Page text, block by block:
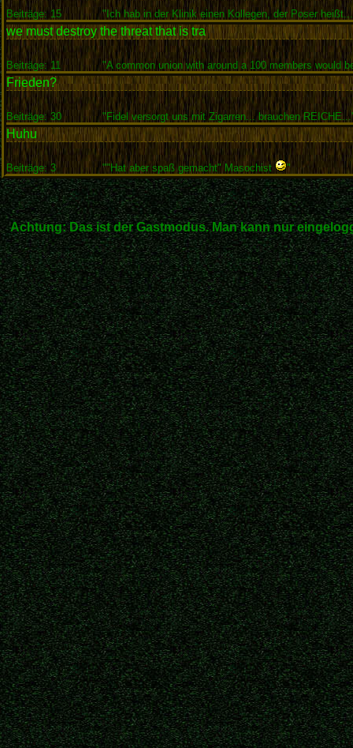
Beiträge: 15 "Ich hab in der Klinik einen Kollegen, der Poser
we must destroy the threat that is tra
Beiträge: 11 "A common union with around a 100 members would
Frieden?
Beiträge: 30 "Fidel versorgt uns mit Zigarren... brauchen
Huhu
Beiträge: 3 ""Hat aber spaß gemacht" Masochist "
Achtung: Das ist der Gastmodus. Man kann nur